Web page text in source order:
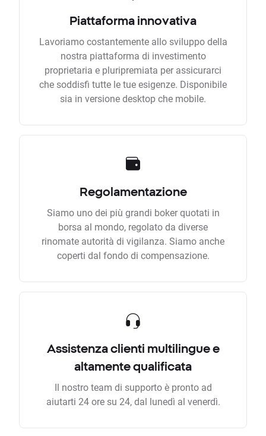
Piattaforma innovativa
Lavoriamo costantemente allo sviluppo della
nostra piattaforma di investimento
proprietaria e pluripremiata per assicurarci
che soddisfi tutte le tue esigenze. Disponibile
sia in versione desktop che mobile.
Regolamentazione
Siamo uno dei più grandi boker quotati in
borsa al mondo, regolato da diverse
rinomate autorità di vigilanza. Siamo anche
coperti dal fondo di compensazione.
Assistenza clienti multilingue e
altamente qualificata
Il nostro team di supporto è pronto ad
aiutarti 24 ore su 24, dal lunedì al venerdì.